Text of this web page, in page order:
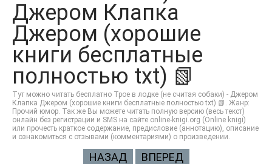
Джером Клапка
Джером (хорошие
книги бесплатные
полностью txt) 📗
Тут можно читать бесплатно Трое в лодке (не считая собаки) - Джером
Клапка Джером (хорошие книги бесплатные полностью txt) 📗. Жанр:
Прочий юмор. Так же Вы можете читать полную версию (весь текст)
онлайн без регистрации и SMS на сайте online-knigi.org (Online knigi)
или прочесть краткое содержание, предисловие (аннотацию), описание
и ознакомиться с отзывами (комментариями) о произведении.
НАЗАД ВПЕРЕД